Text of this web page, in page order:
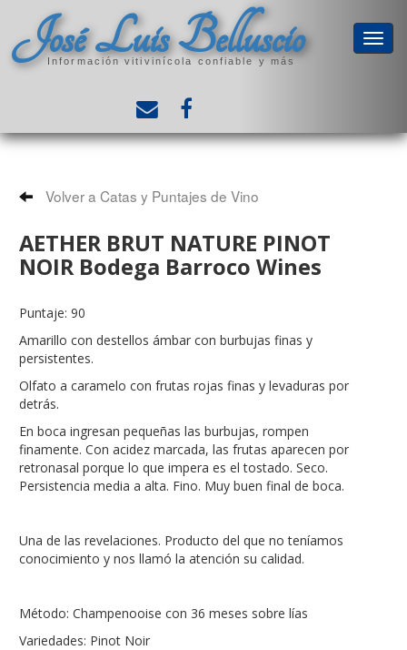
José Luis Belluscio
Información vitivinícola confiable y más
Volver a Catas y Puntajes de Vino
AETHER BRUT NATURE PINOT
NOIR Bodega Barroco Wines
Puntaje: 90
Amarillo con destellos ámbar con burbujas finas y
persistentes.
Olfato a caramelo con frutas rojas finas y levaduras por
detrás.
En boca ingresan pequeñas las burbujas, rompen
finamente. Con acidez marcada, las frutas aparecen por
retronasal porque lo que impera es el tostado. Seco.
Persistencia media a alta. Fino. Muy buen final de boca.
Una de las revelaciones. Producto del que no teníamos
conocimiento y nos llamó la atención su calidad.
Método: Champenooise con 36 meses sobre lías
Variedades: Pinot Noir